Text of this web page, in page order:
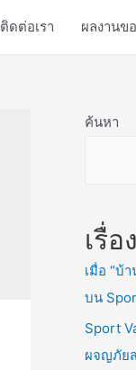
ติดต่อเรา ผลงานขอ
ค้นหา
เรื่
เมื่อ “บ้
บน
Sport
ผจญภัย